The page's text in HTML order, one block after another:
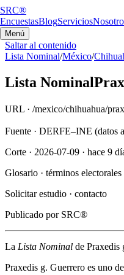
SRC®
EncuestasBlogServicios
Menú
Saltar al contenido
Lista Nominal/México/
Lista Nominal
URL · /mexico/chihuahua/
Fuente · DERFE–INE (datos
Corte · 2026-07-09 · hace 9
Glosario · términos electorales
Solicitar estudio · contacto
Publicado por SRC®
La Lista Nominal de Praxedis
Praxedis g. Guerrero es uno